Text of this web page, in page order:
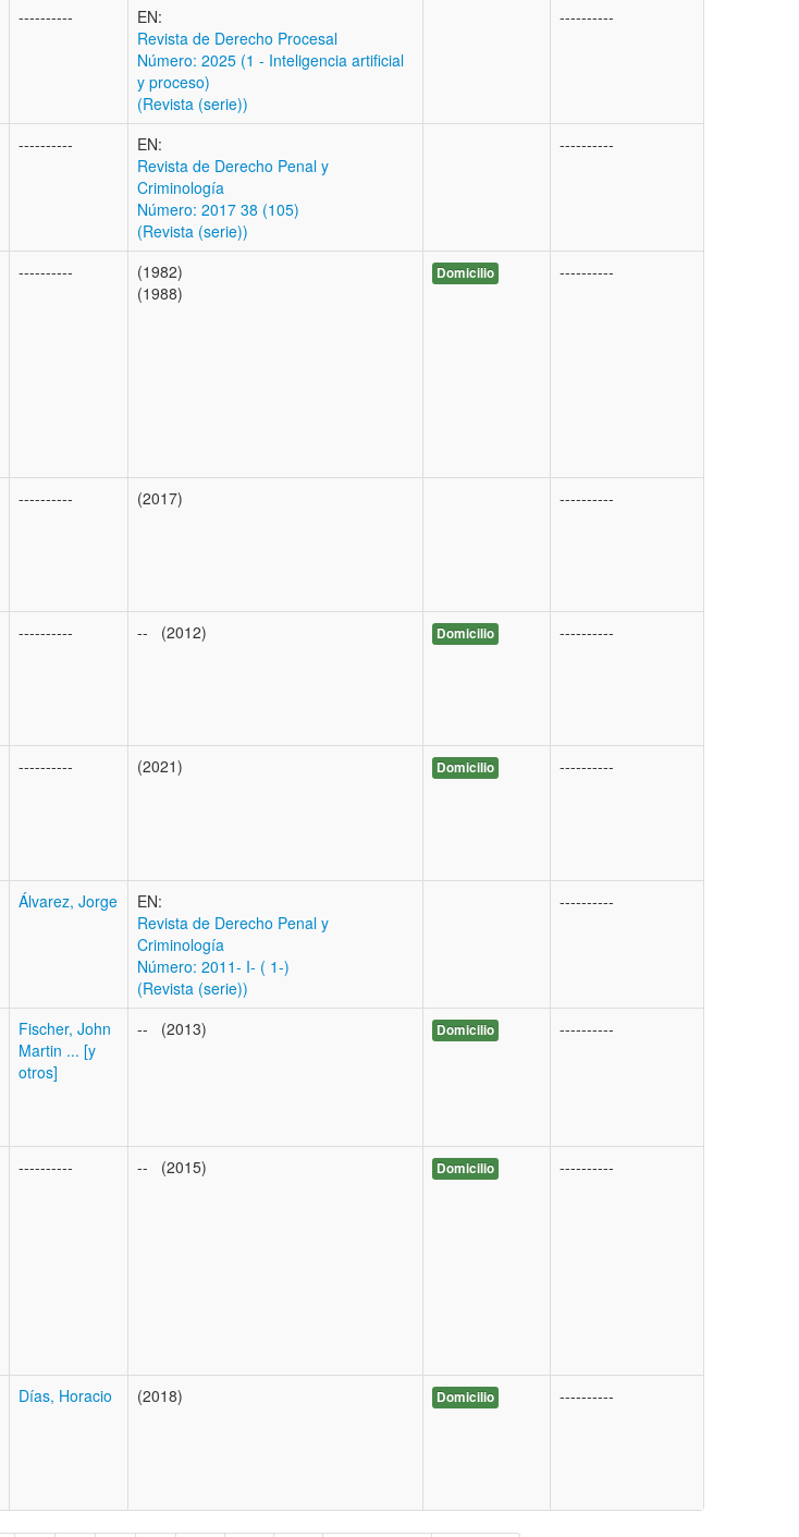
----------
EN:
Revista de Derecho Procesal
Número: 2025 (1 - Inteligencia artificial
y proceso)
(Revista (serie))
----------
----------
EN:
Revista de Derecho Penal y
Criminología
Número: 2017 38 (105)
(Revista (serie))
----------
----------
(1982)
(1988)
Domicilio ----------
---------- (2017) ----------
---------- -- (2012) Domicilio ----------
---------- (2021) Domicilio ----------
Álvarez, Jorge
EN:
Revista de Derecho Penal y
Criminología
Número: 2011- I- ( 1-)
(Revista (serie))
----------
Fischer, John
Martin ... [y
otros]
-- (2013) Domicilio ----------
---------- -- (2015) Domicilio ----------
Días, Horacio (2018) Domicilio ----------